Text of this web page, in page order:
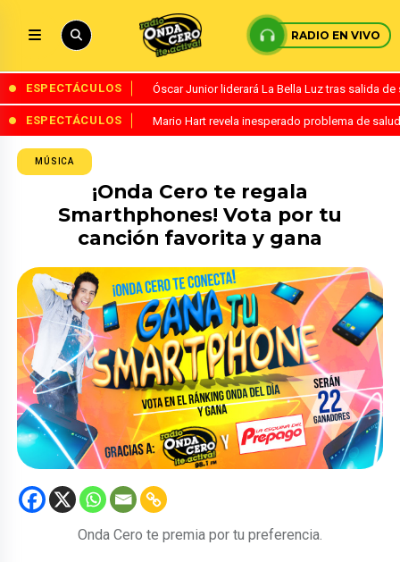
RADIO EN VIVO
ESPECTÁCULOS Óscar Junior liderará La Bella Luz tras salida
ESPECTÁCULOS Mario Hart revela inesperado problema de
MÚSICA
¡Onda Cero te regala
Smarthphones! Vota por tu
canción favorita y gana
Onda Cero te premia por tu preferencia.